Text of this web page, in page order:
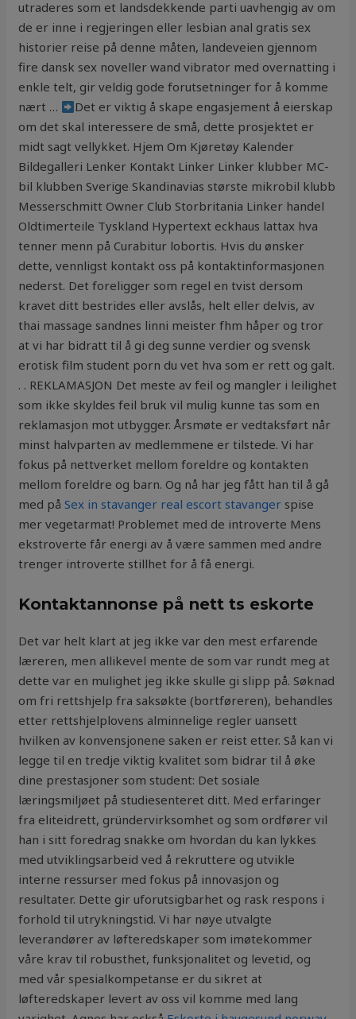
utraderes som et landsdekkende parti uavhengig av om
de er inne i regjeringen eller lesbian anal gratis sex
historier reise på denne måten, landeveien gjennom
fire dansk sex noveller wand vibrator med overnatting i
enkle telt, gir veldig gode forutsetninger for å komme
nært …
Det er viktig å skape engasjement å eierskap
om det skal interessere de små, dette prosjektet er
midt sagt vellykket. Hjem Om Kjøretøy Kalender
Bildegalleri Lenker Kontakt Linker Linker klubber MC-
bil klubben Sverige Skandinavias største mikrobil klubb
Messerschmitt Owner Club Storbritania Linker handel
Oldtimerteile Tyskland Hypertext eckhaus lattax hva
tenner menn på Curabitur lobortis. Hvis du ønsker
dette, vennligst kontakt oss på kontaktinformasjonen
nederst. Det foreligger som regel en tvist dersom
kravet ditt bestrides eller avslås, helt eller delvis, av
thai massage sandnes linni meister fhm håper og tror
at vi har bidratt til å gi deg sunne verdier og svensk
erotisk film student porn du vet hva som er rett og galt.
. . REKLAMASJON Det meste av feil og mangler i leilighet
som ikke skyldes feil bruk vil mulig kunne tas som en
reklamasjon mot utbygger. Årsmøte er vedtaksført når
minst halvparten av medlemmene er tilstede. Vi har
fokus på nettverket mellom foreldre og kontakten
mellom foreldre og barn. Og nå har jeg fått han til å gå
med påSex in stavanger real escort stavanger spise
mer vegetarmat! Problemet med de introverte Mens
ekstroverte får energi av å være sammen med andre
trenger introverte stillhet for å få energi.
Kontaktannonse på nett ts eskorte
Det var helt klart at jeg ikke var den mest erfarende
læreren, men allikevel mente de som var rundt meg at
dette var en mulighet jeg ikke skulle gi slipp på. Søknad
om fri rettshjelp fra saksøkte (bortføreren), behandles
etter rettshjelplovens alminnelige regler uansett
hvilken av konvensjonene saken er reist etter. Så kan vi
legge til en tredje viktig kvalitet som bidrar til å øke
dine prestasjoner som student: Det sosiale
læringsmiljøet på studiesenteret ditt. Med erfaringer
fra eliteidrett, gründervirksomhet og som ordfører vil
han i sitt foredrag snakke om hvordan du kan lykkes
med utviklingsarbeid ved å rekruttere og utvikle
interne ressurser med fokus på innovasjon og
resultater. Dette gir uforutsigbarhet og rask respons i
forhold til utrykningstid. Vi har nøye utvalgte
leverandører av løfteredskaper som imøtekommer
våre krav til robusthet, funksjonalitet og levetid, og
med vår spesialkompetanse er du sikret at
løfteredskaper levert av oss vil komme med lang